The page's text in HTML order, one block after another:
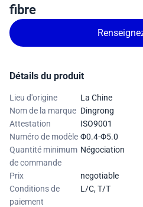
fibre
Détails du produit
Lieu d'origine
La Chine
Nom de la marque Dingrong
Attestation
ISO9001
Numéro de modèle Φ0.4-Φ5.0
Quantité minimum
de commande
Négociation
Prix
negotiable
Conditions de
paiement
L/C, T/T